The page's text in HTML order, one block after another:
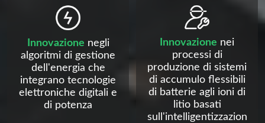
Innovazione negli
algoritmi di gestione
dell'energia che
integrano tecnologie
elettroniche digitali e
di potenza
Innovazione nei
processi di
produzione di sistemi
di accumulo flessibili
di batterie agli ioni di
litio basati
sull'intelligentizzazion